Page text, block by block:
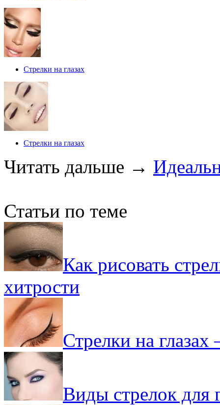
Стрелки на глазах
Стрелки на глазах
Читать дальше →
Статьи по теме
Как рисовать
хитрости
Стрелки на глазах
Виды стрелок для